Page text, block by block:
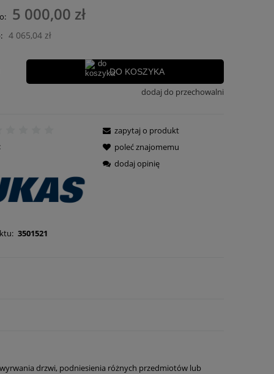
nie zawiera ewentualnych kosztów
5 000,00 zł
4 065,04 zł
DO KOSZYKA
dodaj do przechowalni
3501521
zapytaj o produkt
poleć znajomemu
dodaj opinię
drzwi, podniesienia różnych przedmiotów lub